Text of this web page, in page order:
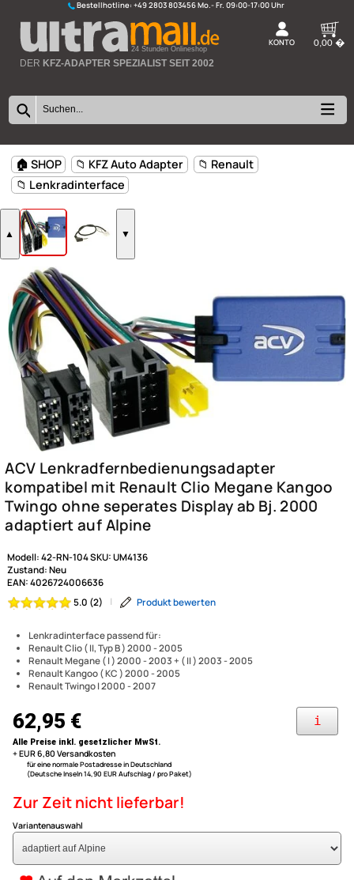
Bestellhotline:+49 2803 803456
24 Stunden Onlineshop
🏠 SHOP 📁 KFZ Auto Adapter
📁 Lenkradinterface
▲ ▼
ACV
kompatibel mit Renault Clio
Twingo ohne seperates
adaptiert auf Alpine
Renault Clio ( II, Typ B ) 2000 - 2005
Renault Megane ( I ) 2000 - 2003 + ( II ) 2003 - 2005
Renault Kangoo ( KC ) 2000 - 2005
Renault Twingo I 2000 - 2007
Zustand:Neu
EAN:4026724006636
5.0 (2) | Produkt bewerten